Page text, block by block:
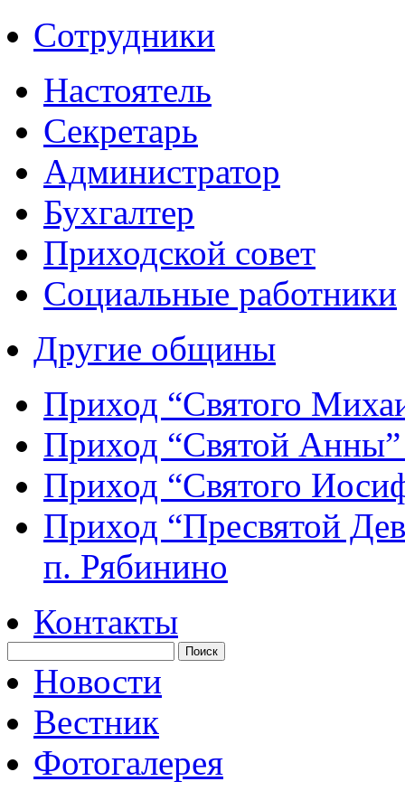
Сотрудники
Настоятель
Секретарь
Администратор
Бухгалтер
Приходской совет
Социальные работники
Другие общины
Приход “Святого
Приход “Святой
Приход “Святого
Приход “Пресвятой
п. Рябинино
Контакты
Новости
Вестник
Фотогалерея